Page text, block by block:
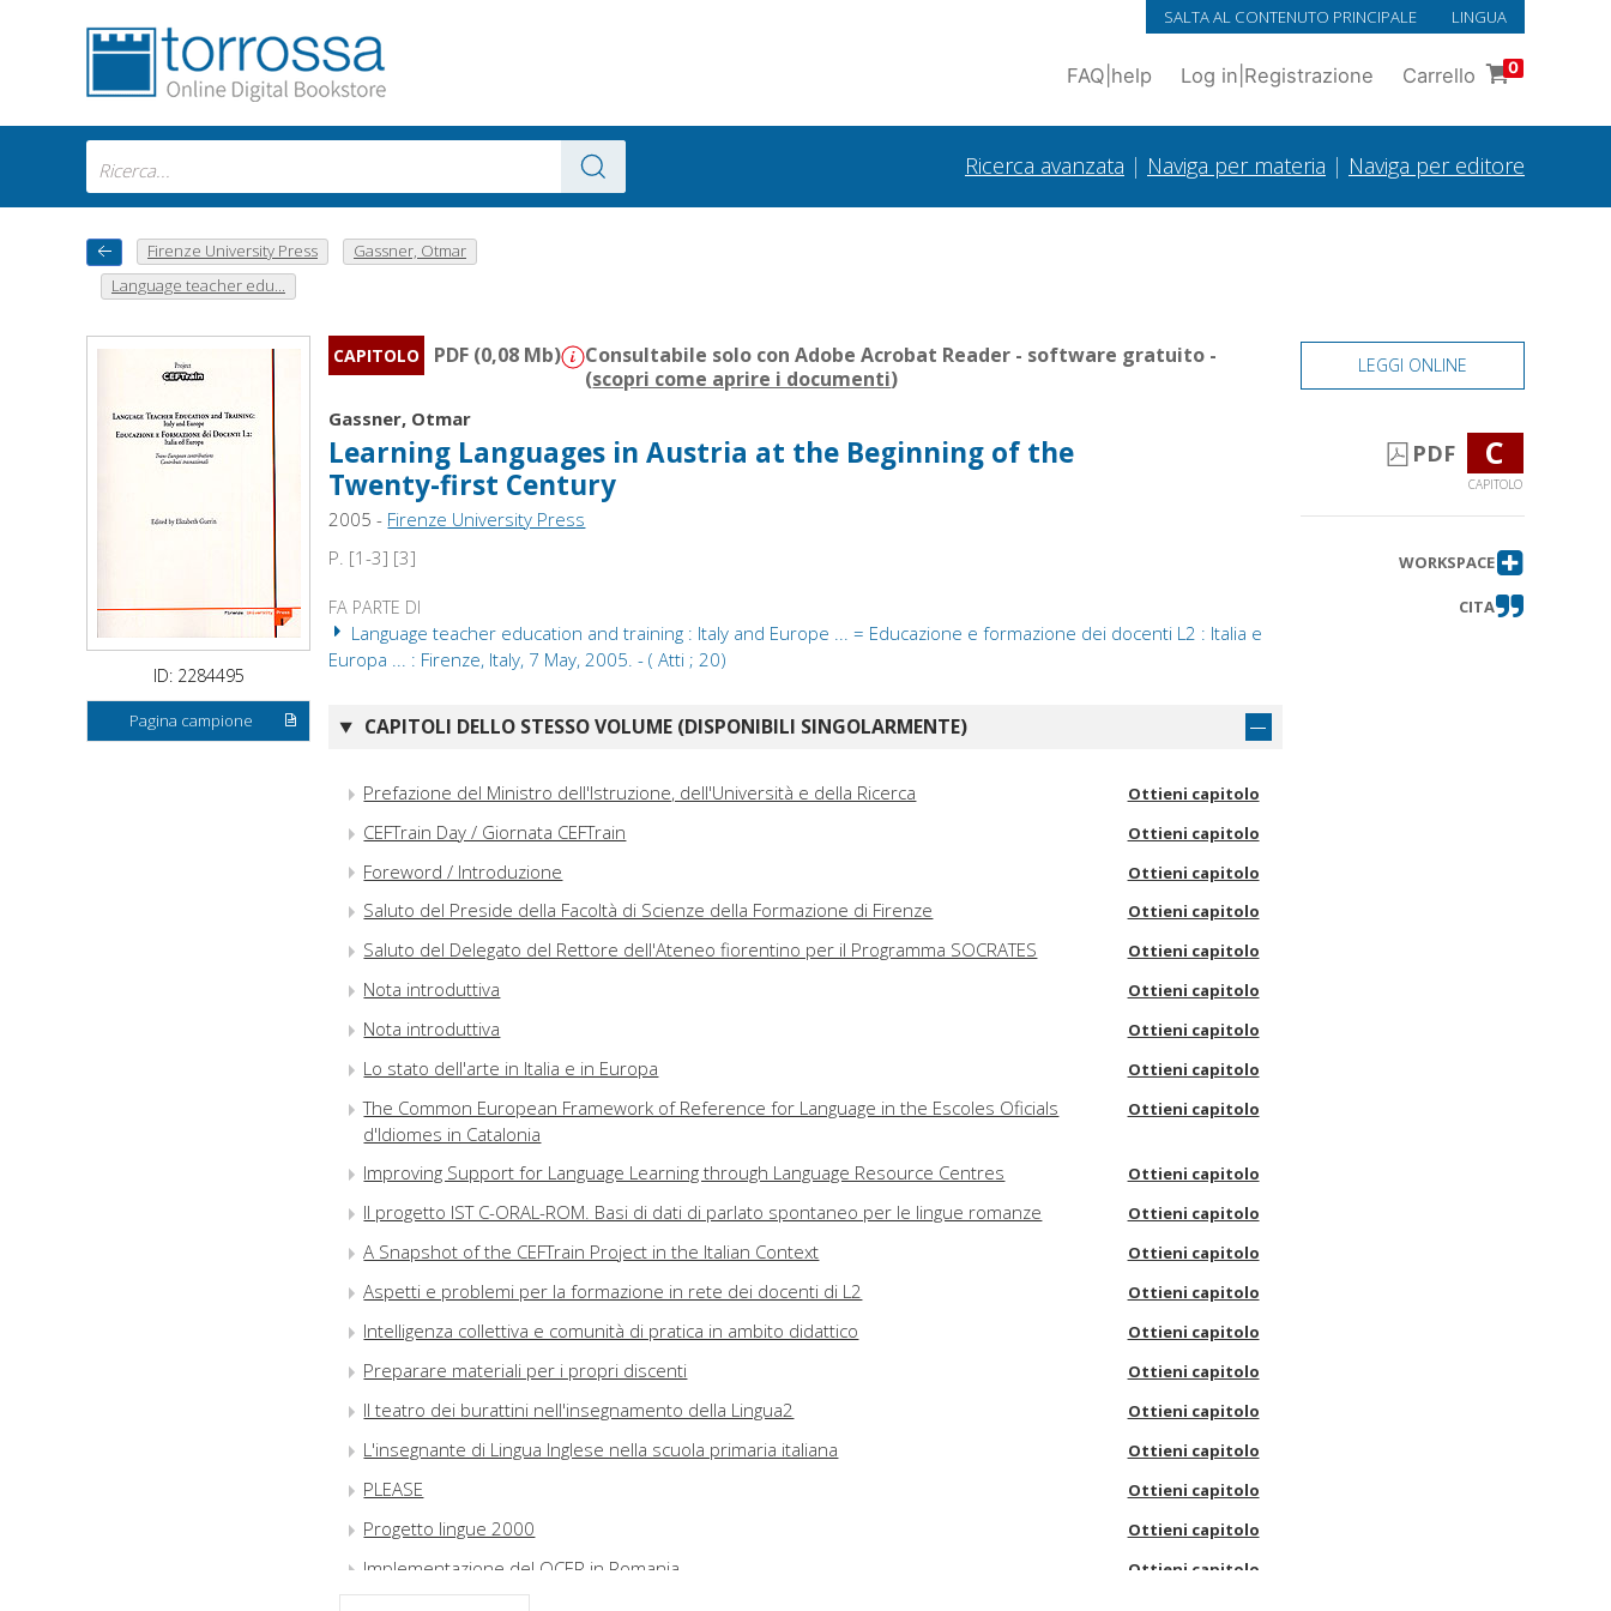
SALTA AL CONTENUTO PRINCIPALE LINGUA
FAQ help Log in Registrazione Carrello 0
Ricerca avanzata | Naviga per materia | Naviga per editore
Firenze University Press
Gassner, Otmar
Language teacher edu...
ID: 2284495
Pagina campione
CAPITOLO PDF (0,08 Mb)
Consultabile solo con Adobe Acrobat Reader - software gratuito -
(scopri come aprire i documenti)
Gassner, Otmar
Learning Languages in Austria at the Beginning of the
Twenty-first Century
2005 - Firenze University Press
P. [1-3] [3]
FA PARTE DI
Language teacher education and training : Italy and Europe ... = Educazione e formazione dei docenti L2 : Italia e
Europa ... : Firenze, Italy, 7 May, 2005. - ( Atti ; 20)
CAPITOLI DELLO STESSO VOLUME (DISPONIBILI SINGOLARMENTE)
Prefazione del Ministro dell'Istruzione, dell'Università e della Ricerca Ottieni capitolo
CEFTrain Day / Giornata CEFTrain Ottieni capitolo
Foreword / Introduzione Ottieni capitolo
Saluto del Preside della Facoltà di Scienze della Formazione di Firenze Ottieni capitolo
Saluto del Delegato del Rettore dell'Ateneo fiorentino per il Programma SOCRATES Ottieni capitolo
Nota introduttiva Ottieni capitolo
Nota introduttiva Ottieni capitolo
Lo stato dell'arte in Italia e in Europa Ottieni capitolo
The Common European Framework of Reference for Language in the Escoles Oficials
d'Idiomes in Catalonia
Ottieni capitolo
Improving Support for Language Learning through Language Resource Centres Ottieni capitolo
Il progetto IST C-ORAL-ROM. Basi di dati di parlato spontaneo per le lingue romanze Ottieni capitolo
A Snapshot of the CEFTrain Project in the Italian Context Ottieni capitolo
Aspetti e problemi per la formazione in rete dei docenti di L2 Ottieni capitolo
Intelligenza collettiva e comunità di pratica in ambito didattico Ottieni capitolo
Preparare materiali per i propri discenti Ottieni capitolo
Il teatro dei burattini nell'insegnamento della Lingua2 Ottieni capitolo
L'insegnante di Lingua Inglese nella scuola primaria italiana Ottieni capitolo
PLEASE Ottieni capitolo
Progetto lingue 2000 Ottieni capitolo
Implementazione del QCER in Romania Ottieni capitolo
LEGGI ONLINE
PDF C
CAPITOLO
WORKSPACE
CITA